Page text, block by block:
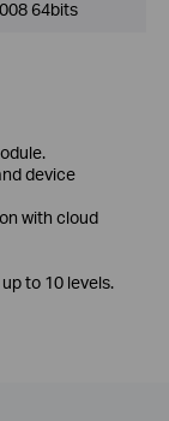
64bits
device
with cloud
to 10 levels.